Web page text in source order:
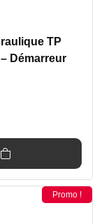
TP
Démarreur
Promo !